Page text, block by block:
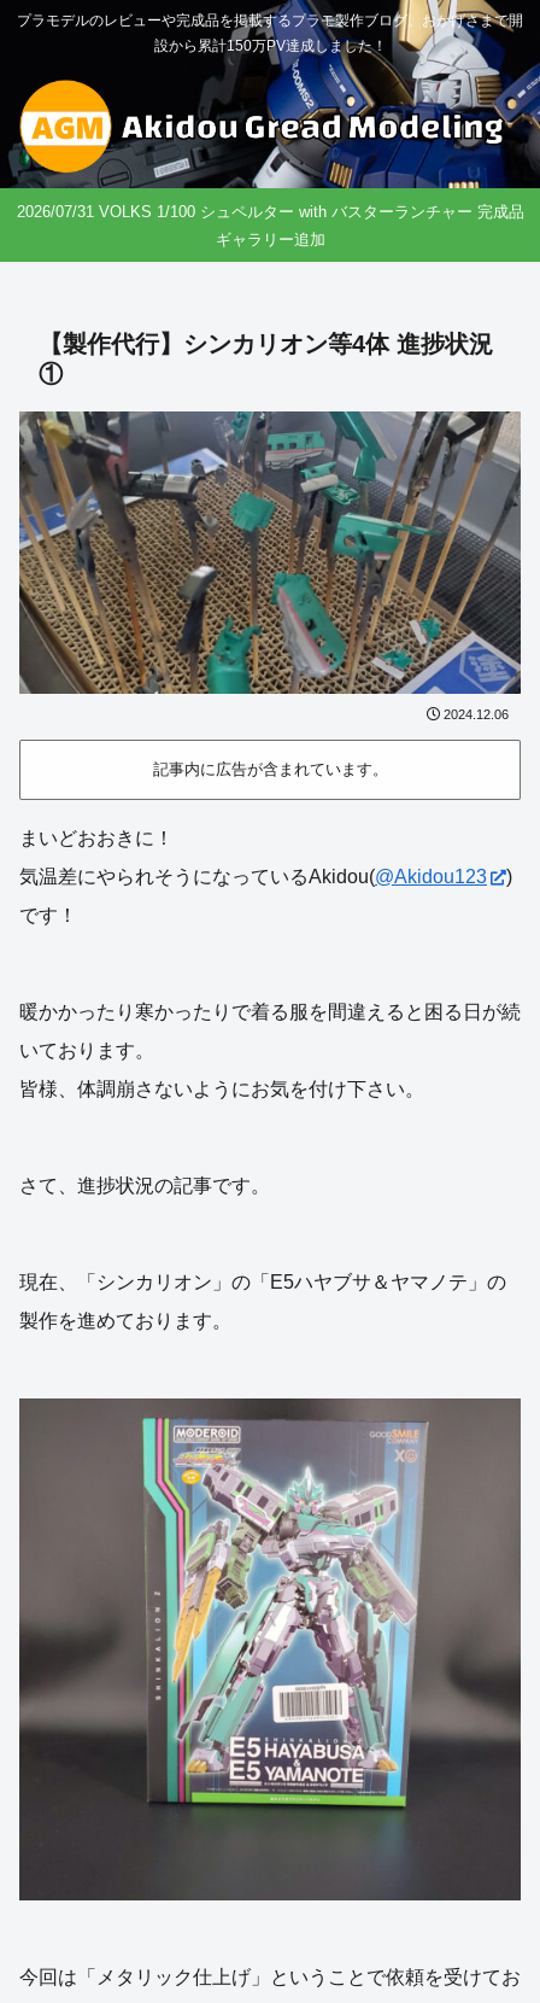
プラモデルのレビューや完成品を掲載するプラモ製作ブログ。おかげさまで開
設から累計150万PV達成しました！
2026/07/31 VOLKS 1/100 シュペルター with バスターランチャー 完成品
ギャラリー追加
【製作代行】シンカリオン等4体 進捗状況
①
2024.12.06
記事内に広告が含まれています。
まいどおおきに！
気温差にやられそうになっているAkidou(@Akidou123
)
です！
暖かかったり寒かったりで着る服を間違えると困る日が続
いております。
皆様、体調崩さないようにお気を付け下さい。
さて、進捗状況の記事です。
現在、「シンカリオン」の「E5ハヤブサ＆ヤマノテ」の
製作を進めております。
今回は「メタリック仕上げ」ということで依頼を受けてお